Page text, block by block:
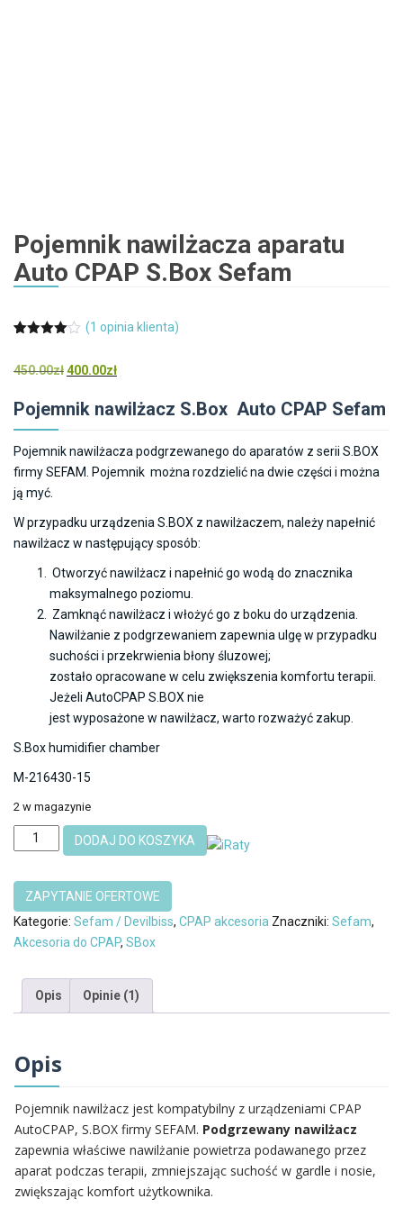
Pojemnik nawilżacza aparatu
Auto CPAP S.Box Sefam
na
klienta
(1 opinia klienta)
450.00złPierwotna
wynosiła:
400.00złAktualna
wynosi:
Pojemnik nawilżacz S.Box Auto CPAP Sefam
Pojemnik nawilżacza podgrzewanego do aparatów z serii S.BOX
firmy SEFAM. Pojemnik można rozdzielić na dwie części i można
ją myć.
W przypadku urządzenia S.BOX z nawilżaczem, należy napełnić
nawilżacz w następujący sposób:
Otworzyć nawilżacz i napełnić go wodą do znacznika
maksymalnego poziomu.
Zamknąć nawilżacz i włożyć go z boku do urządzenia.
Nawilżanie z podgrzewaniem zapewnia ulgę w przypadku
suchości i przekrwienia błony śluzowej;
zostało opracowane w celu zwiększenia komfortu terapii.
Jeżeli AutoCPAP S.BOX nie
jest wyposażone w nawilżacz, warto rozważyć zakup.
S.Box humidifier chamber
M-216430-15
2 w magazynie
ilość
Pojemnik
aparatu
Auto
CPAP
Sefam
DODAJ DO KOSZYKA
Kategorie: Sefam / Devilbiss, CPAP akcesoria Znaczniki: Sefam,
Akcesoria do CPAP, SBox
Opis Opinie (1)
Opis
Pojemnik nawilżacz jest kompatybilny z urządzeniami CPAP
AutoCPAP, S.BOX firmy SEFAM. Podgrzewany nawilżacz
zapewnia właściwe nawilżanie powietrza podawanego przez
aparat podczas terapii, zmniejszając suchość w gardle i nosie,
zwiększając komfort użytkownika.